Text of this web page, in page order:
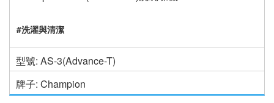
#洗濯與清潔
型號: AS-3(Advance-T)
牌子: Champion